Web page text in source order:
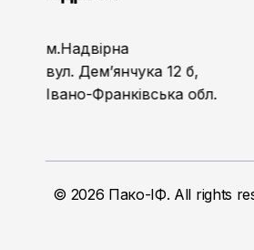
м.Надвірна
вул. Дем’янчука 12 б,
Івано-Франківська обл.
© 2026 Пако-ІФ. All rights